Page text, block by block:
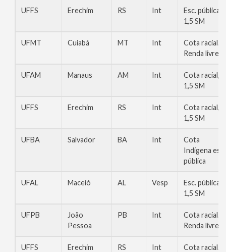
UFFS Erechim RS Int
Esc. pública,
1,5 SM
UFMT Cuiabá MT Int
Cota racial.
Renda livre
UFAM Manaus AM Int
Cota racial,
1,5 SM
UFFS Erechim RS Int
Cota racial,
1,5 SM
UFBA Salvador BA Int
Cota
Indígena
pública
UFAL Maceió AL Vesp
Esc. pública,
1,5 SM
UFPB
João
Pessoa
PB Int
Cota racial.
Renda livre
UFFS Erechim RS Int
Cota racial.